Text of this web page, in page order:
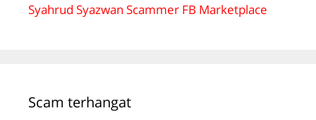
Syahrud Syazwan Scammer FB Marketplace
Scam terhangat